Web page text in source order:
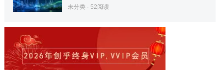
未分类· 52阅读